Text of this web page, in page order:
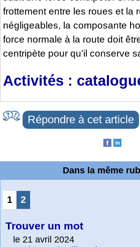
frottement entre les roues et la
négligeables, la composante
force normale à la route doit
centripète pour qu’il conserve
Activités :
Répondre à cet article
Dans la même
1 2
Trouver un mot
le 21 avril 2024